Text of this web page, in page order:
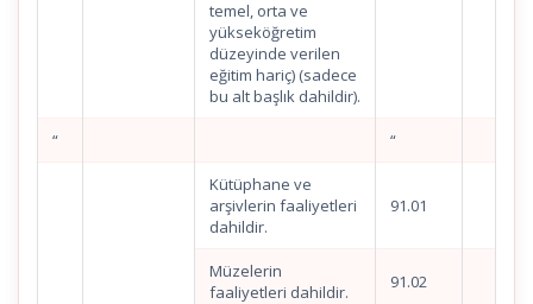
temel, orta ve
yükseköğretim
düzeyinde verilen
eğitim hariç) (sadece
bu alt başlık dahildir).
“ “
Kütüphane ve
arşivlerin faaliyetleri
dahildir.
91.01
Müzelerin
faaliyetleri dahildir.
91.02